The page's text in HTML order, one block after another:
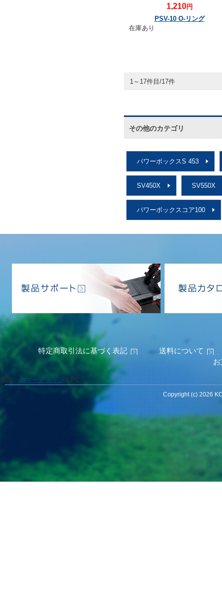
1,210円
PSV-10 O-リング
在庫あり
1～17件目/17件
その他のカテゴリ
パワーボックスS 453
SV450X SV550X
パワーボックスコア100
特定商取引法に基づく表記
送料について
表示： スマートフォン PC
Copyright (c) 2026